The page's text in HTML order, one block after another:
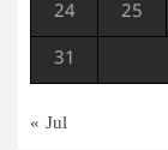
24 25
31
« Jul